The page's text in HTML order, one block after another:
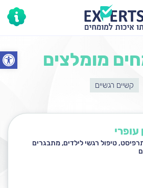
פתח
קשיים רגשיים
עופרי
טיפול רגשי לילדים, מתבגרים